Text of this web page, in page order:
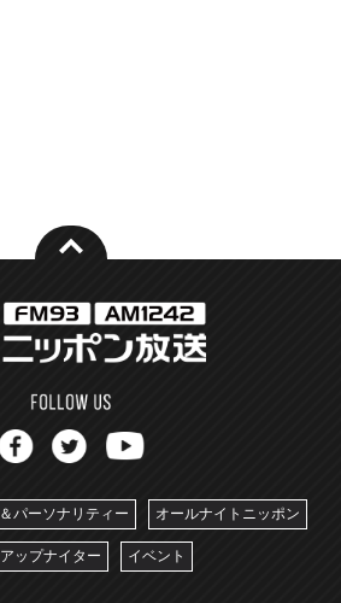
パーソナリティー オールナイトニッポン
ップナイター イベント